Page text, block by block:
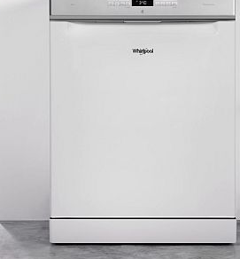
tu noticia